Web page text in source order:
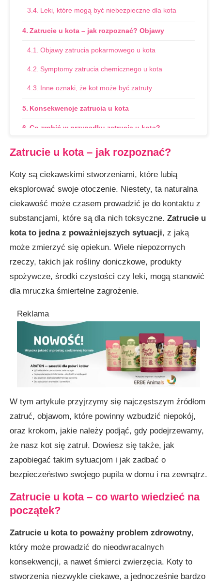
Leki, które mogą być niebezpieczne dla kota
Zatrucie u kota – jak rozpoznać? Objawy
Objawy zatrucia pokarmowego u kota
Symptomy zatrucia chemicznego u kota
Inne oznaki, że kot może być zatruty
Konsekwencje zatrucia u kota
Co zrobić w przypadku zatrucia u kota? —
Krok 1: Sprawdzenie źródła zatrucia u kota
Krok 2: Natychmiastowa pomoc i zabezpieczenie
kota
Krok 3: Kontakt z lekarzem weterynarii i pierwsza
pomoc przy zatruciu u kota
Krok 4: Postępowanie według zaleceń specjalisty
Celowe zatrucie kota — jak rozpoznać i jak
chronić pupila?
FAQ – Najczęściej zadawane pytania dotyczące
Jakie rośliny są trujące dla kotów?
Czy kot może zatruć się przez kontakt z
roślinami?
Jakie są domowe sposoby na złagodzenie
objawów zatrucia u kota?
Podsumowanie: Zatrucie u kota – jak rozpoznać?
Zatrucie u kota – jak rozpoznać?
Koty są ciekawskimi stworzeniami, które lubią
eksplorować swoje otoczenie. Niestety, ta naturalna
ciekawość może czasem prowadzić je do kontaktu z
substancjami, które są dla nich toksyczne. Zatrucie u
kota to jedna z poważniejszych sytuacji, z jaką
może zmierzyć się opiekun. Wiele niepozornych
rzeczy, takich jak rośliny doniczkowe, produkty
spożywcze, środki czystości czy leki, mogą stanowić
dla mruczka śmiertelne zagrożenie.
Reklama
W tym artykule przyjrzymy się najczęstszym źródłom
zatruć, objawom, które powinny wzbudzić niepokój,
oraz krokom, jakie należy podjąć, gdy podejrzewamy,
że nasz kot się zatruł. Dowiesz się także, jak
zapobiegać takim sytuacjom i jak zadbać o
bezpieczeństwo swojego pupila w domu i na zewnątrz.
Zatrucie u kota – co warto wiedzieć na
początek?
Zatrucie u kota to poważny problem zdrowotny,
który może prowadzić do nieodwracalnych
konsekwencji, a nawet śmierci zwierzęcia. Koty to
stworzenia niezwykle ciekawe, a jednocześnie bardzo